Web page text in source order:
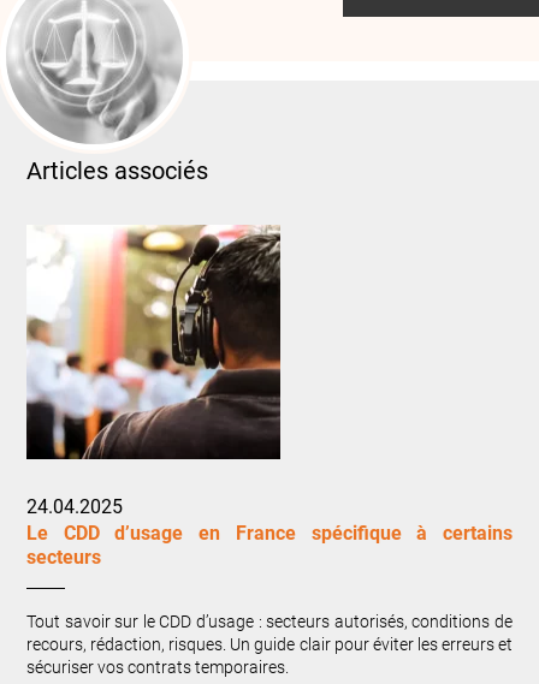
Articles associés
24.04.2025
Le CDD d’usage en France spécifique à certains
secteurs
Tout savoir sur le CDD d’usage : secteurs autorisés, conditions de
recours, rédaction, risques. Un guide clair pour éviter les erreurs et
sécuriser vos contrats temporaires.